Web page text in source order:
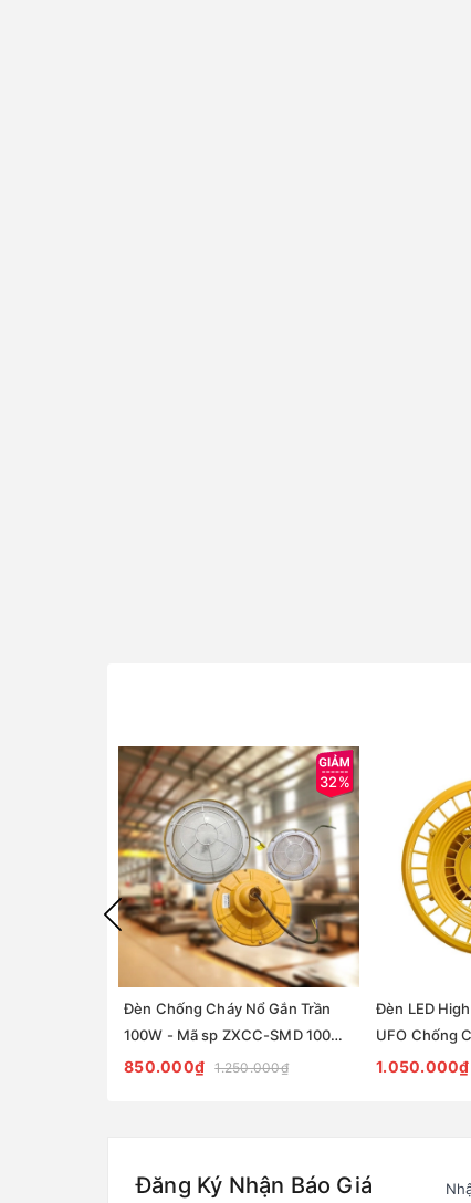
32%
Đèn Chống Cháy Nổ Gắn Trần
100W - Mã sp ZXCC-SMD 100W
ZALAA
850.000₫ 1.250.000₫
Đèn LED
UFO Chống
ZALAA Mã
1.050.000₫
Đăng Ký Nhận Báo Giá